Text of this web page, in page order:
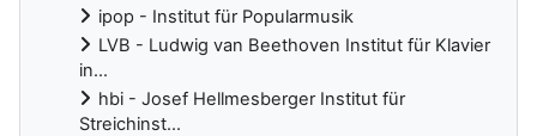
ipop - Institut für Popularmusik
LVB - Ludwig van Beethoven Institut für Klavier
in...
hbi - Josef Hellmesberger Institut für
Streichinst...